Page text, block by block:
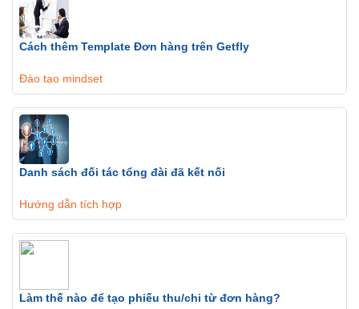
Cách thêm Template Đơn hàng trên Getfly
Đào tạo mindset
Danh sách đối tác tổng đài đã kết nối
Hướng dẫn tích hợp
Làm thế nào để tạo phiếu thu/chi từ đơn hàng?